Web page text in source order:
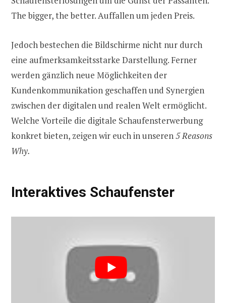
The bigger, the better. Auffallen um jeden Preis.
Jedoch bestechen die Bildschirme nicht nur durch
eine aufmerksamkeitsstarke Darstellung. Ferner
werden gänzlich neue Möglichkeiten der
Kundenkommunikation geschaffen und Synergien
zwischen der digitalen und realen Welt ermöglicht.
Welche Vorteile die digitale Schaufensterwerbung
konkret bieten, zeigen wir euch in unseren5 Reasons
Why.
Interaktives Schaufenster